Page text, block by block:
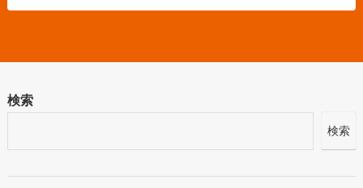
検索
検索